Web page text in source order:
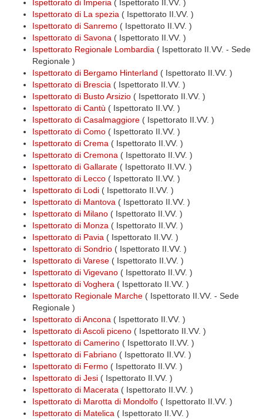
Ispettorato di Imperia ( Ispettorato II.VV. )
Ispettorato di La spezia ( Ispettorato II.VV. )
Ispettorato di Sanremo ( Ispettorato II.VV. )
Ispettorato di Savona ( Ispettorato II.VV. )
Ispettorato Regionale Lombardia ( Ispettorato II.VV. - Sede
Regionale )
Ispettorato di Bergamo Hinterland ( Ispettorato II.VV. )
Ispettorato di Brescia ( Ispettorato II.VV. )
Ispettorato di Busto Arsizio ( Ispettorato II.VV. )
Ispettorato di Cantù ( Ispettorato II.VV. )
Ispettorato di Casalmaggiore ( Ispettorato II.VV. )
Ispettorato di Como ( Ispettorato II.VV. )
Ispettorato di Crema ( Ispettorato II.VV. )
Ispettorato di Cremona ( Ispettorato II.VV. )
Ispettorato di Gallarate ( Ispettorato II.VV. )
Ispettorato di Lecco ( Ispettorato II.VV. )
Ispettorato di Lodi ( Ispettorato II.VV. )
Ispettorato di Mantova ( Ispettorato II.VV. )
Ispettorato di Milano ( Ispettorato II.VV. )
Ispettorato di Monza ( Ispettorato II.VV. )
Ispettorato di Pavia ( Ispettorato II.VV. )
Ispettorato di Sondrio ( Ispettorato II.VV. )
Ispettorato di Varese ( Ispettorato II.VV. )
Ispettorato di Vigevano ( Ispettorato II.VV. )
Ispettorato di Voghera ( Ispettorato II.VV. )
Ispettorato Regionale Marche ( Ispettorato II.VV. - Sede
Regionale )
Ispettorato di Ancona ( Ispettorato II.VV. )
Ispettorato di Ascoli piceno ( Ispettorato II.VV. )
Ispettorato di Camerino ( Ispettorato II.VV. )
Ispettorato di Fabriano ( Ispettorato II.VV. )
Ispettorato di Fermo ( Ispettorato II.VV. )
Ispettorato di Jesi ( Ispettorato II.VV. )
Ispettorato di Macerata ( Ispettorato II.VV. )
Ispettorato di Marotta di Mondolfo ( Ispettorato II.VV. )
Ispettorato di Matelica ( Ispettorato II.VV. )